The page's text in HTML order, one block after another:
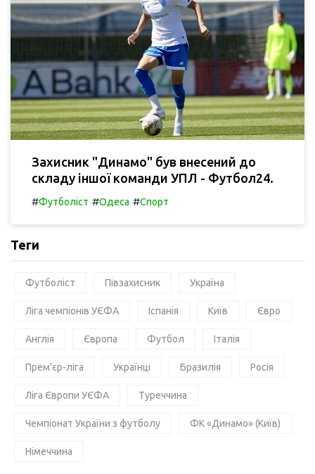
Захисник "Динамо" був внесений до
складу іншої команди УПЛ - Футбол24.
#Футболіст #Одеса #Спорт
Теги
Футболіст Півзахисник Україна
Ліга чемпіонів УЄФА Іспанія Київ Євро
Англія Європа Футбол Італія
Прем'єр-ліга Українці Бразилія Росія
Ліга Європи УЄФА Туреччина
Чемпіонат України з футболу ФК «Динамо» (Київ)
Німеччина